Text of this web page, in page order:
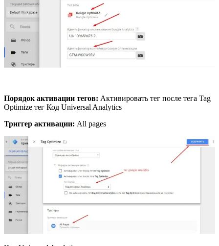
Порядок активации тегов: Активировать тег после тега Tag
Optimize тег Код Universal Analytics
Триггер активации: All pages